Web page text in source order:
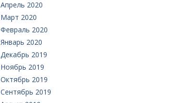
Апрель 2020
Март 2020
Февраль 2020
Январь 2020
Декабрь 2019
Ноябрь 2019
Октябрь 2019
Сентябрь 2019